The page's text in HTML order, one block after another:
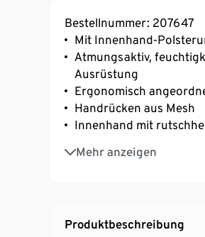
Bestellnummer: 207647
Mit Innenhand-
Atmungsaktiv,
Ausrüstung
Ergonomisch
Handrücken aus Mesh
Innenhand mit
Mehr anzeigen
Klettverschluss zur
Mit Markenelasthan:
Produktbeschreibung